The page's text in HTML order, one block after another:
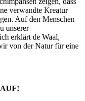
verwandte Kreatur
Auf den Menschen
unserer
erklärt de Waal,
von der Natur für eine